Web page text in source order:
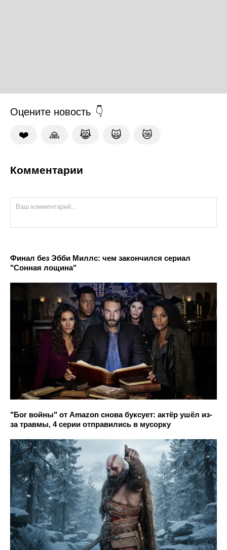
Оцените новость
❤️ 🙏 😹 🙀 😿
Комментарии
Финал без Эбби Миллс: чем закончился сериал
"Сонная лощина"
"Бог войны" от Amazon снова буксует: актёр ушёл из-
за травмы, 4 серии отправились в мусорку